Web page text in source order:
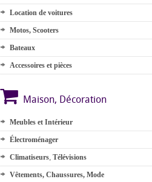
Location de voitures
Motos, Scooters
Bateaux
Accessoires et pièces
Maison, Décoration
Meubles et Intérieur
Électroménager
Climatiseurs, Télévisions
Vêtements, Chaussures, Mode